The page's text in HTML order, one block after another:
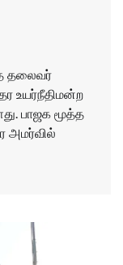
தலைவர்
உயர்நீதிமன்ற
பாஜக மூத்த
அமர்வில்